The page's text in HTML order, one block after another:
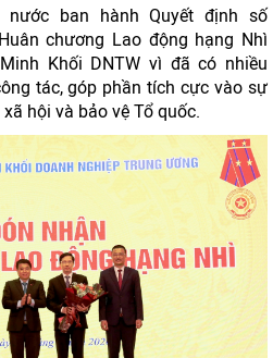
nước ban hành Quyết định số
chương Lao động hạng Nhì
Khối DNTW vì đã có nhiều
tác, góp phần tích cực vào sự
hội và bảo vệ Tổ quốc.